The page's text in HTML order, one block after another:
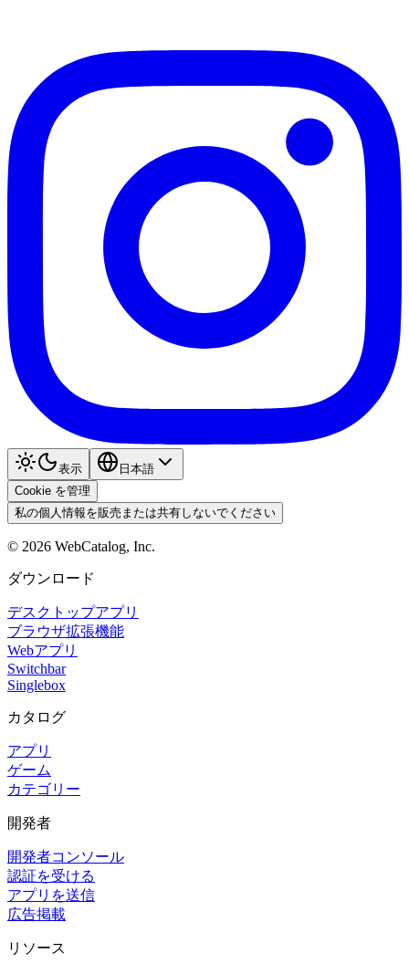
表示
日本語
Cookie を管理
私の個人情報を販売または共有しないでください
© 2026 WebCatalog, Inc.
ダウンロード
デスクトップアプリ
ブラウザ拡張機能
Webアプリ
Switchbar
Singlebox
カタログ
アプリ
ゲーム
カテゴリー
開発者
開発者コンソール
認証を受ける
アプリを送信
広告掲載
リソース